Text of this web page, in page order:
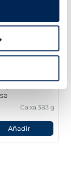
Caixa 383 g
Añadir